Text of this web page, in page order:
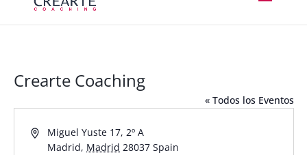
Crearte Coaching
« Todos los Eventos
Dirección
Miguel Yuste 17, 2º A
Madrid, Madrid 28037 Spain